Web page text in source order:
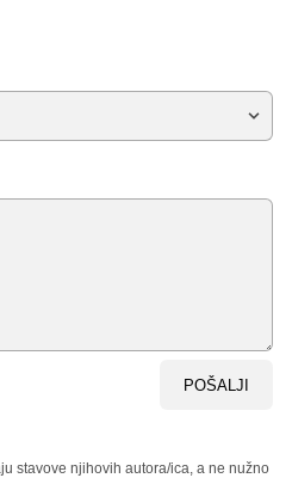
POŠALJI
stavove njihovih autora/ica, a ne nužno